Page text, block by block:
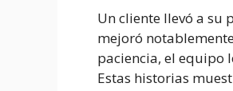
Un cliente llevó a su
mejoró
paciencia, el equipo
Estas historias